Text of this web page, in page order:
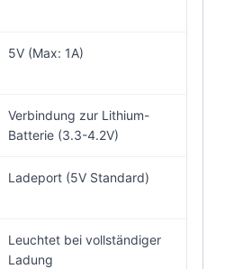
5V (Max: 1A)
Verbindung zur Lithium-
Batterie (3.3-4.2V)
Ladeport (5V Standard)
Leuchtet bei vollständiger
Ladung